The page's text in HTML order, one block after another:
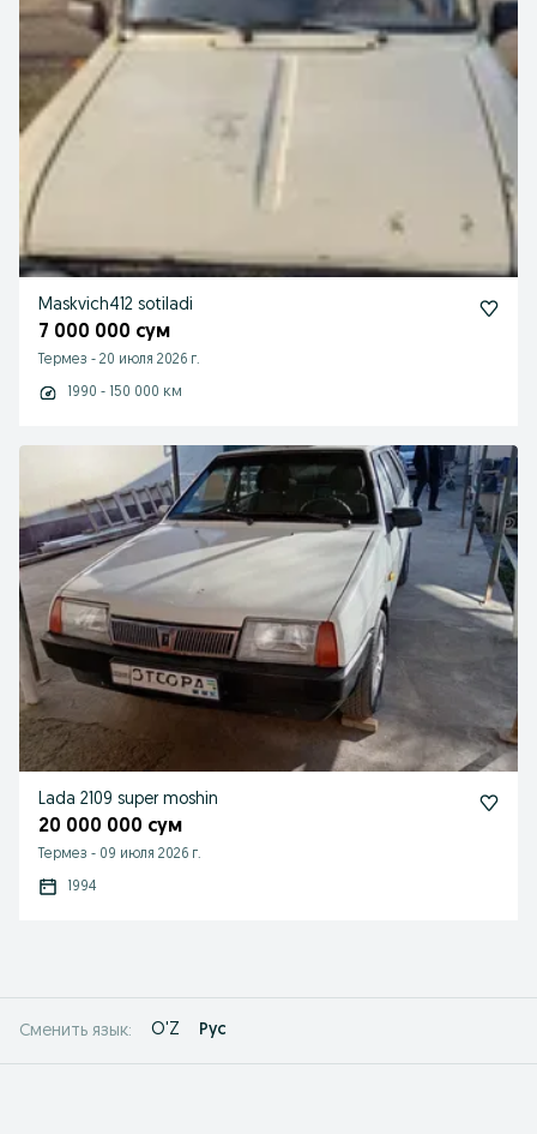
Maskvich412 sotiladi
7 000 000 сум
Термез - 20 июля 2026 г.
1990 - 150 000 км
Lada 2109 super moshin
20 000 000 сум
Термез - 09 июля 2026 г.
1994
Сменить язык: O'Z Рус